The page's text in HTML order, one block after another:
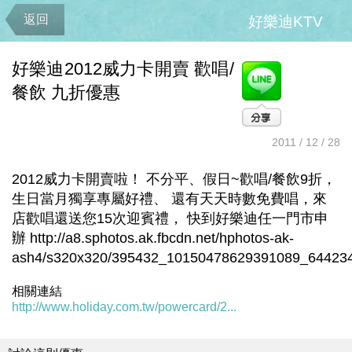
返回 好樂迪KTV
好樂迪2012威力卡開賣 歡唱/
餐飲 九折優惠
2011 / 12 / 28
2012威力卡開賣啦！ 不分平、假日~歡唱/餐飲9折，
生日當月獨享專屬好禮、 還有天天時數免費唱，來
店歡唱還送您15次迎賓禮， 快到好樂迪任一門市申
辦 http://a8.sphotos.ak.fbcdn.net/hphotos-ak-
ash4/s320x320/
相關連結
http://www.holiday.com.tw/powercard/2...